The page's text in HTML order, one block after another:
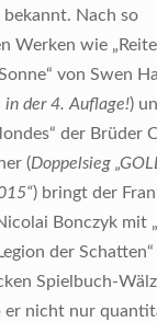
Nach so
Werken wie
von Swen
der 4. Auflage!)
der Brüder
(Doppelsieg
) bringt der
Bonczyk mit
der
Spielbuch-
er nicht nur